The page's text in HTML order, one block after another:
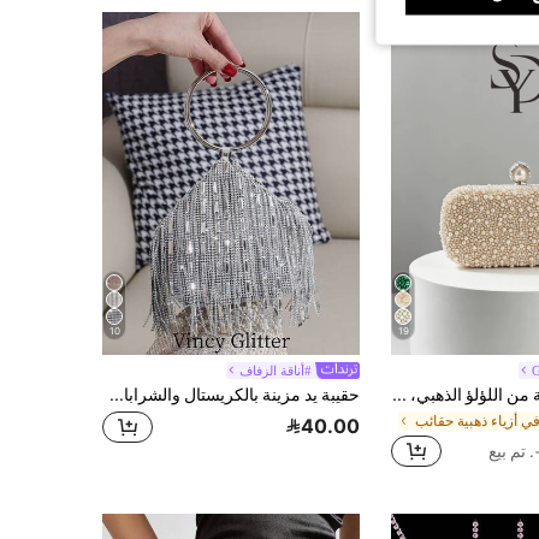
19
حقيبة مساء أنيقة من اللؤلؤ الذهبي، حقيبة يد فاخرة للنساء مرصعة بالراين لحفلات الزفاف والسهرات
في أزياء ذهبية حقائب
10
#أناقة الزفاف
حقيبة يد مزينة بالكريستال والشرابات أنيقة وعصرية، حقيبة سهرة
40.00